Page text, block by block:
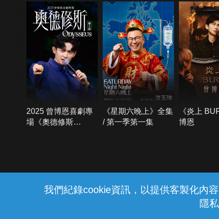
我們紀錄cookie資訊，以提供客製化內
隱
2025 曾博恩喜劇專
場《奧德修斯
《星期六晚上》全集
/ 第一季第一集
《炎上
博恩